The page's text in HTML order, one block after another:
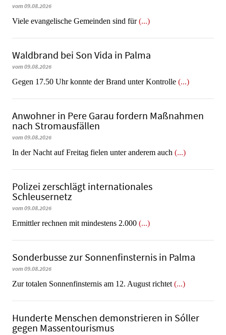
vom 09.08.2026
Viele evangelische Gemeinden sind für(...)
Waldbrand bei Son Vida in Palma
vom 09.08.2026
Gegen 17.50 Uhr konnte der Brand unter Kontrolle (...)
Anwohner in Pere Garau fordern Maßnahmen
nach Stromausfällen
vom 09.08.2026
In der Nacht auf Freitag fielen unter anderem auch (...)
Polizei zerschlägt internationales
Schleusernetz
vom 09.08.2026
Ermittler rechnen mit mindestens 2.000 (...)
Sonderbusse zur Sonnenfinsternis in Palma
vom 09.08.2026
Zur totalen Sonnenfinsternis am 12. August richtet (...)
Hunderte Menschen demonstrieren in Sóller
gegen Massentourismus